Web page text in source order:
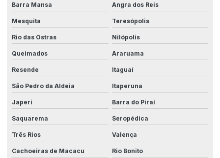
Empresa automação
Empresa de automação industrial
Empresas no ramo de automação industrial
Engenharia de automação industrial
Engenharia elétrica para automação
Engenharia de máquinas customizadas
Equipamentos de automação industrial
Barra Mansa Angra dos Reis
Mesquita Teresópolis
Rio das Ostras Nilópolis
Queimados Araruama
Resende Itaguaí
São Pedro da Aldeia Itaperuna
Japeri Barra do Piraí
Saquarema Seropédica
Três Rios Valença
Cachoeiras de Macacu Rio Bonito